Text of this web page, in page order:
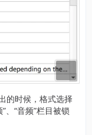
的时候，格式选择
、“音频”栏目被锁